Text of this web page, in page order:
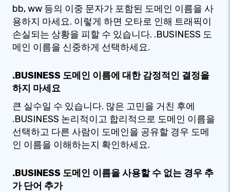
bb, ww 등의 이중 문자가 포함된 도메인 이름을 사
용하지 마세요. 이렇게 하면 오타로 인해 트래픽이
손실되는 상황을 피할 수 있습니다. .BUSINESS 도
메인 이름을 신중하게 선택하세요.
.BUSINESS 도메인 이름에 대한 감정적인 결정을
하지 마세요
큰 실수일 수 있습니다. 많은 고민을 거친 후에
.BUSINESS 논리적이고 합리적으로 도메인 이름을
선택하고 다른 사람이 도메인을 공유할 경우 도메
인 이름을 이해하는지 확인하세요.
.BUSINESS 도메인 이름을 사용할 수 없는 경우 추
가 단어 추가